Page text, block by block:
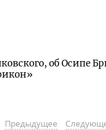
об Осипе
Предыдущее